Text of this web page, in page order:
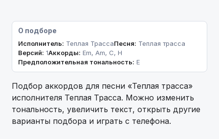
О подборе
Исполнитель: Теплая ТрассаПесня: Теплая трасса
Версий: 1Аккорды: Em, Am, C, H
Предположительная тональность: E
Подбор аккордов для песни «Теплая трасса»
исполнителя Теплая Трасса. Можно изменить
тональность, увеличить текст, открыть другие
варианты подбора и играть с телефона.